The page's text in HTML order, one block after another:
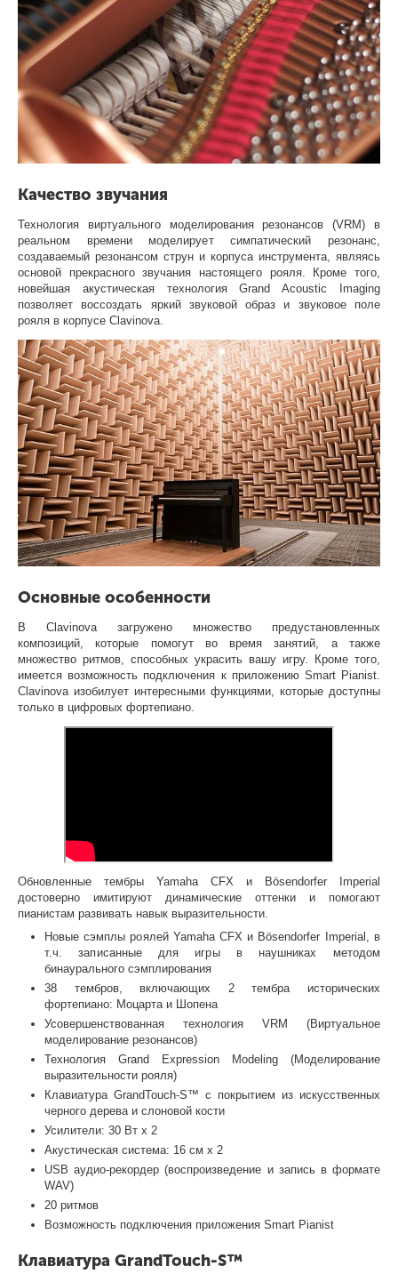
Качество звучания
Технология виртуального моделирования резонансов (VRM) в
реальном времени моделирует симпатический резонанс,
создаваемый резонансом струн и корпуса инструмента, являясь
основой прекрасного звучания настоящего рояля. Кроме того,
новейшая акустическая технология Grand Acoustic Imaging
позволяет воссоздать яркий звуковой образ и звуковое поле
рояля в корпусе Clavinova.
Основные особенности
В Clavinova загружено множество предустановленных
композиций, которые помогут во время занятий, а также
множество ритмов, способных украсить вашу игру. Кроме того,
имеется возможность подключения к приложению Smart Pianist.
Clavinova изобилует интересными функциями, которые доступны
только в цифровых фортепиано.
Обновленные тембры Yamaha CFX и Bösendorfer Imperial
достоверно имитируют динамические оттенки и помогают
пианистам развивать навык выразительности.
Новые сэмплы роялей Yamaha CFX и Bösendorfer Imperial, в
т.ч. записанные для игры в наушниках методом
бинаурального сэмплирования
38 тембров, включающих 2 тембра исторических
фортепиано: Моцарта и Шопена
Усовершенствованная технология VRM (Виртуальное
моделирование резонансов)
Технология Grand Expression Modeling (Моделирование
выразительности рояля)
Клавиатура GrandTouch-S™ с покрытием из искусственных
черного дерева и слоновой кости
Усилители: 30 Вт x 2
Акустическая система: 16 см x 2
USB аудио-рекордер (воспроизведение и запись в формате
WAV)
20 ритмов
Возможность подключения приложения Smart Pianist
Клавиатура GrandTouch-S™